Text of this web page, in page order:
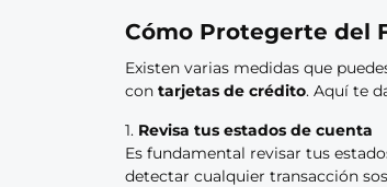
Cómo Protegerte del
Existen varias medidas que
con tarjetas de crédito. Aquí te
1. Revisa tus estados de cuenta
Es fundamental revisar tus
detectar cualquier transacción